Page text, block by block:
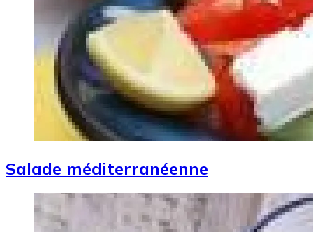
Salade méditerranéenne
Image